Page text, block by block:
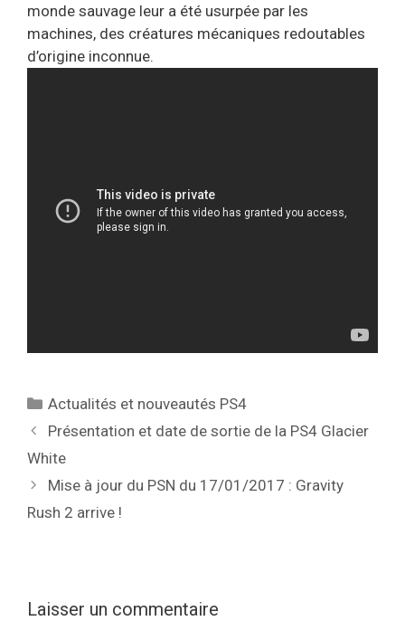
monde sauvage leur a été usurpée par les
machines, des créatures mécaniques redoutables
d’origine inconnue.
Catégories
Actualités et nouveautés PS4
Présentation et date de sortie de la PS4 Glacier
White
Mise à jour du PSN du 17/01/2017 : Gravity
Rush 2 arrive !
Laisser un commentaire